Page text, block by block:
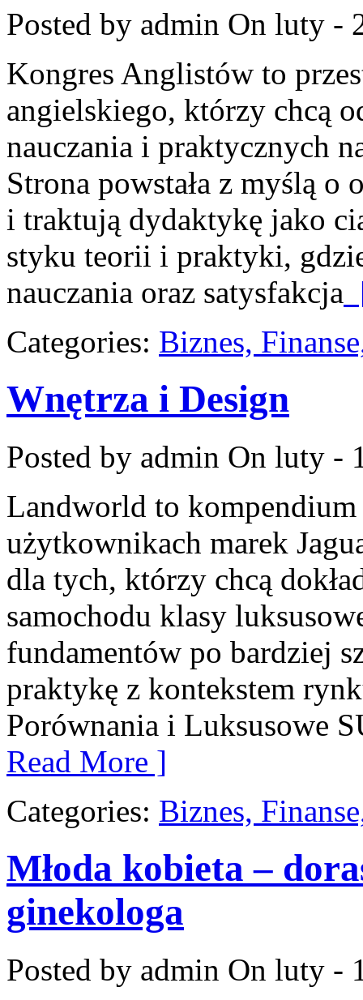
Posted by admin On luty -
Kongres Anglistów to
angielskiego, którzy chcą
nauczania i praktycznych
Strona powstała z myślą o
i traktują dydaktykę jako
styku teorii i praktyki,
nauczania oraz satysfakcja
Categories: Biznes,
Wnętrza i Design
Posted by admin On luty -
Landworld to
użytkownikach marek
dla tych, którzy chcą
samochodu klasy
fundamentów po bardziej
praktykę z kontekstem
Porównania i Luksusowe
Read More ]
Categories: Biznes,
Młoda kobieta –
ginekologa
Posted by admin On luty -